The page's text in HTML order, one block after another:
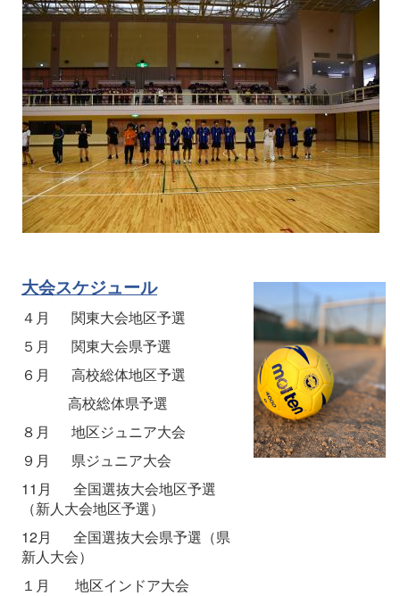
大会スケジュール
４月 関東大会地区予選
５月 関東大会県予選
６月 高校総体地区予選
高校総体県予選
８月 地区ジュニア大会
９月 県ジュニア大会
11月 全国選抜大会地区予選
（新人大会地区予選）
12月 全国選抜大会県予選（県
新人大会）
１月 地区インドア大会